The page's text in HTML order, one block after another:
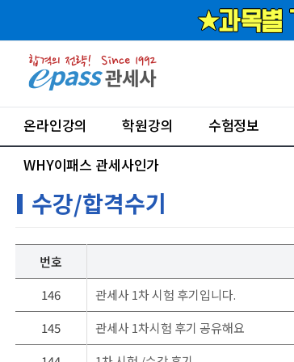
온라인강의 학원강의 수험정보
WHY이패스 관세사인가
수강/합격수기
번호
146
관세사 1차 시험 후기입니다.
145
관세사 1차시험 후기 공유해요